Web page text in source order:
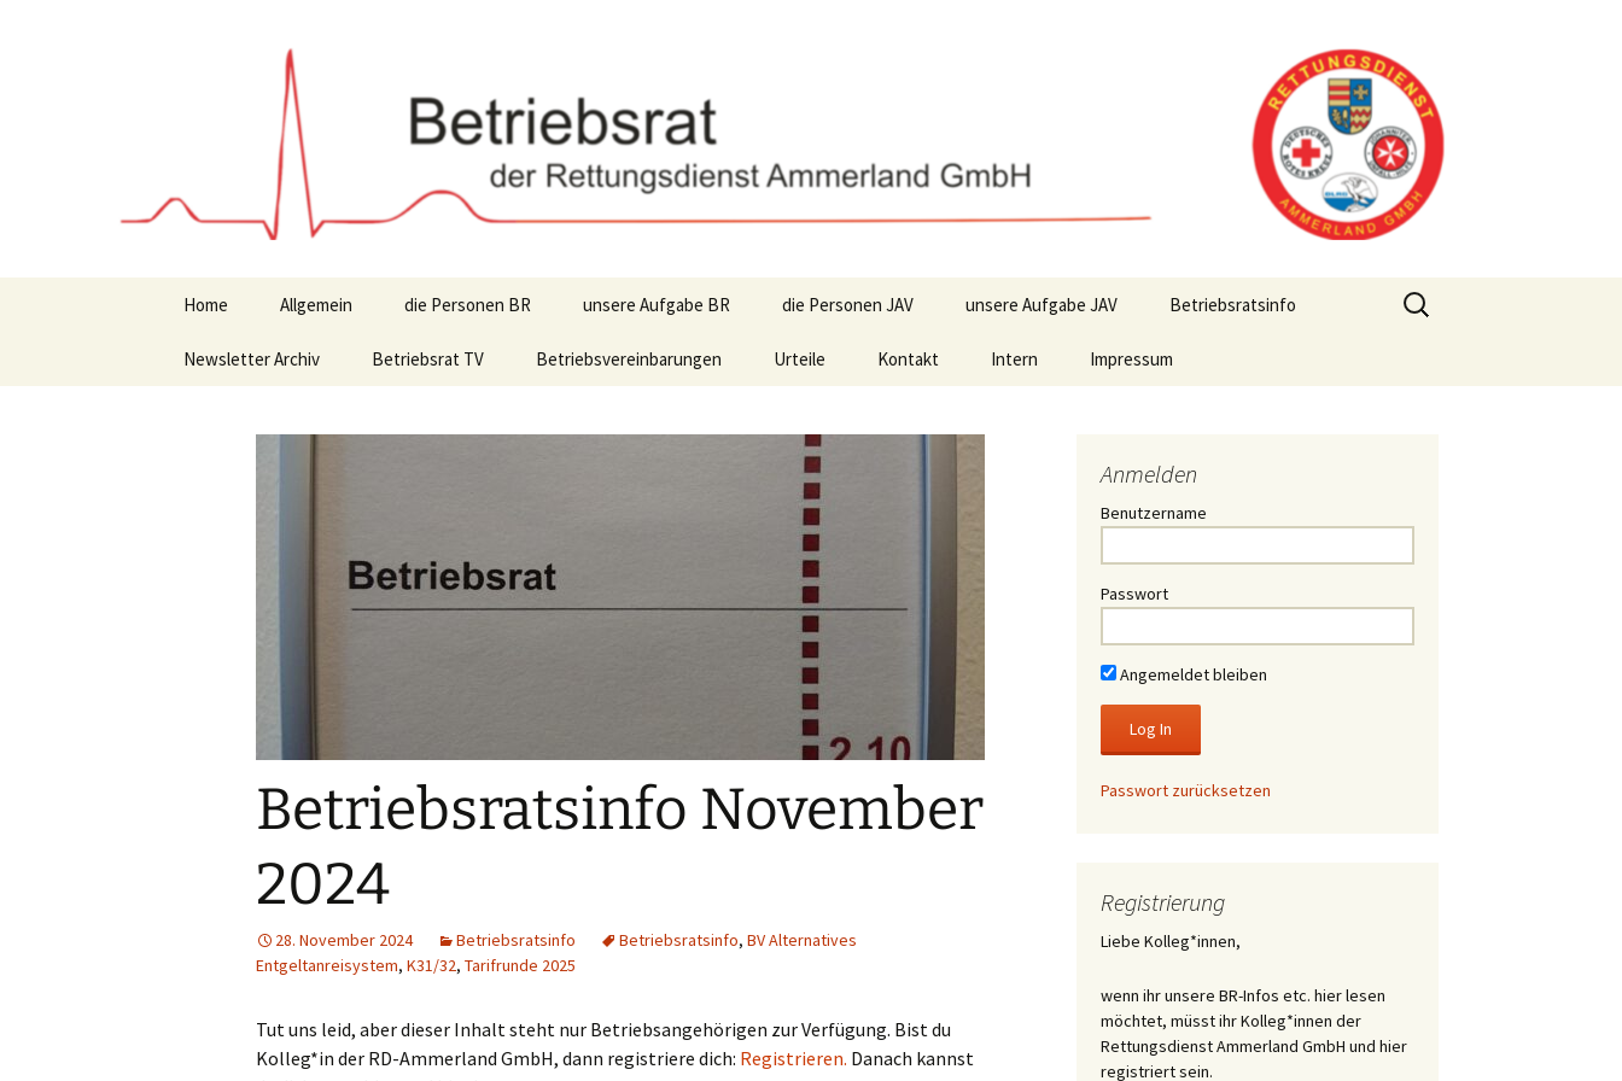
Home Allgemein die Personen BR unsere Aufgabe BR die Personen JAV unsere Aufgabe JAV Betriebsratsinfo
Newsletter Archiv Betriebsrat TV Betriebsvereinbarungen Urteile Kontakt Intern Impressum
Suchen
nach:
Betriebsratsinfo November
2024
28. November 2024 Betriebsratsinfo Betriebsratsinfo, BV Alternatives
Entgeltanreisystem, K31/32, Tarifrunde 2025
Tut uns leid, aber dieser Inhalt steht nur Betriebsangehörigen zur Verfügung. Bist du
Kolleg*in der RD-Ammerland GmbH, dann registriere dich: Registrieren. Danach kannst
Anmelden
Benutzername
Passwort
Angemeldet bleiben
Passwort zurücksetzen
Registrierung
Liebe Kolleg*innen,
wenn ihr unsere BR-Infos etc. hier lesen
möchtet, müsst ihr Kolleg*innen der
Rettungsdienst Ammerland GmbH und hier
registriert sein.